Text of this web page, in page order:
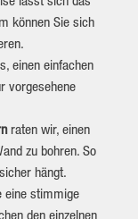
können Sie sich
einen einfachen
vorgesehene
raten wir, einen
zu bohren. So
hängt.
eine stimmige
den einzelnen